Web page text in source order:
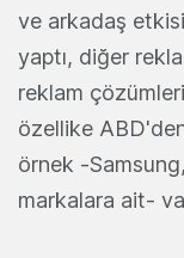
ve arkadaş
yaptı, diğer
reklam
özellike
örnek -
markalara ait-